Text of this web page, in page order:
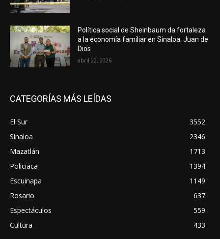
Política social de Sheinbaum da fortaleza
a la economía familiar en Sinaloa: Juan de
Dios
abril 22, 2026
CATEGORÍAS MÁS LEÍDAS
El Sur
3552
Sinaloa
2346
Mazatlán
1713
Policiaca
1394
Escuinapa
1149
Rosario
637
Espectáculos
559
Cultura
433